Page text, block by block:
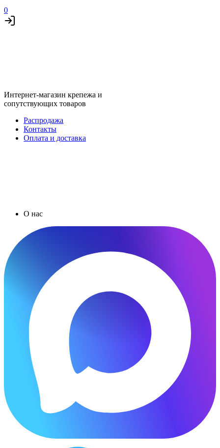
0
Интернет-магазин крепежа и
сопутствующих товаров
Распродажа
Контакты
Оплата и доставка
О нас